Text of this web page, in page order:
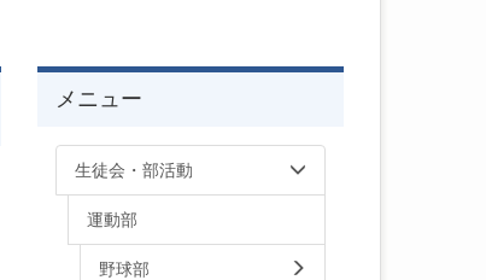
メニュー
生徒会・部活動
運動部
野球部